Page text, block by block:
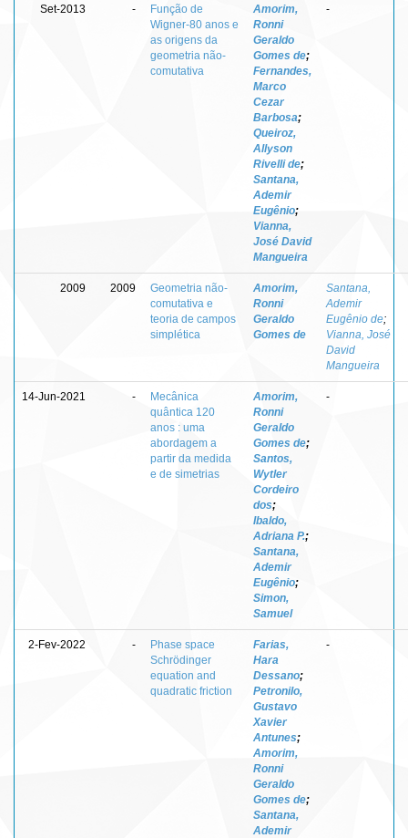
Set-2013 -
Função de
Wigner-80 anos e
as origens da
geometria não-
comutativa
Amorim,
Ronni
Geraldo
Gomes de;
Fernandes,
Marco
Cezar
Barbosa;
Queiroz,
Allyson
Rivelli de;
Santana,
Ademir
Eugênio;
Vianna,
José David
Mangueira
-
2009 2009
Geometria não-
comutativa e
teoria de campos
simplética
Amorim,
Ronni
Geraldo
Gomes de
Santana,
Ademir
Eugênio de;
Vianna, José
David
Mangueira
14-Jun-2021 -
Mecânica
quântica 120
anos : uma
abordagem a
partir da medida
e de simetrias
Amorim,
Ronni
Geraldo
Gomes de;
Santos,
Wytler
Cordeiro
dos;
Ibaldo,
Adriana P.;
Santana,
Ademir
Eugênio;
Simon,
Samuel
-
2-Fev-2022 -
Phase space
Schrödinger
equation and
quadratic friction
Farias,
Hara
Dessano;
Petronilo,
Gustavo
Xavier
Antunes;
Amorim,
Ronni
Geraldo
Gomes de;
Santana,
Ademir
-